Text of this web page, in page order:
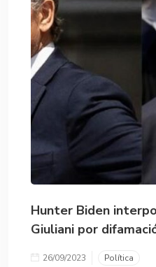
Hunter Biden
Giuliani por
26/09/2023 Política